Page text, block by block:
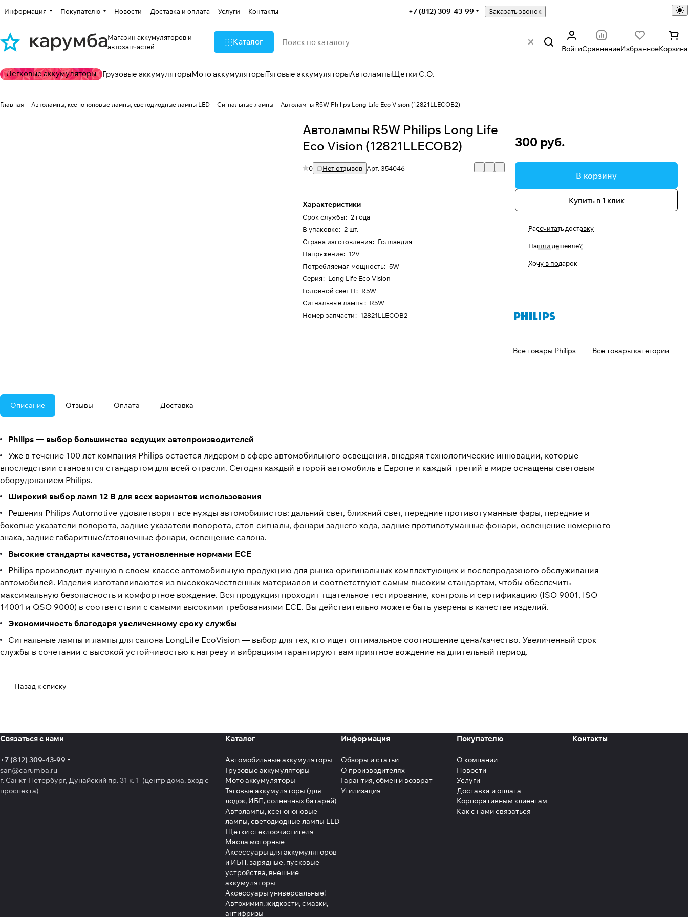
Информация Покупателю Новости Доставка и оплата Услуги Контакты +7 (812) 309-43-99 Заказать звонок
Магазин аккумуляторов и
автозапчастей
Каталог
ВойтиСравнениеИзбранноеКорзина
Легковые аккумуляторы Грузовые аккумуляторыМото аккумуляторыТяговые аккумуляторыАвтолампыЩетки С.О.
Главная Автолампы, ксенононовые лампы, светодиодные лампы LED Сигнальные лампы Автолампы R5W Philips Long Life Eco Vision (12821LLECOB2)
Автолампы R5W Philips Long Life
Eco Vision (12821LLECOB2)
0 Нет отзывов Арт.354046
Характеристики
Срок службы: 2 года
В упаковке: 2 шт.
Страна изготовления: Голландия
Напряжение: 12V
Потребляемая мощность: 5W
Серия: Long Life Eco Vision
Головной свет H: R5W
Сигнальные лампы: R5W
Номер запчасти: 12821LLECOB2
300 руб.
В корзину
Купить в 1 клик
Рассчитать доставку
Нашли дешевле?
Хочу в подарок
Все товары Philips Все товары категории
Описание Отзывы Оплата Доставка
Philips — выбор большинства ведущих автопроизводителей
Уже в течение 100 лет компания Philips остается лидером в сфере автомобильного освещения, внедряя технологические инновации, которые
впоследствии становятся стандартом для всей отрасли. Сегодня каждый второй автомобиль в Европе и каждый третий в мире оснащены световым
оборудованием Philips.
Широкий выбор ламп 12 В для всех вариантов использования
Решения Philips Automotive удовлетворят все нужды автомобилистов: дальний свет, ближний свет, передние противотуманные фары, передние и
боковые указатели поворота, задние указатели поворота, стоп-сигналы, фонари заднего хода, задние противотуманные фонари, освещение номерного
знака, задние габаритные/стояночные фонари, освещение салона.
Высокие стандарты качества, установленные нормами ECE
Philips производит лучшую в своем классе автомобильную продукцию для рынка оригинальных комплектующих и послепродажного обслуживания
автомобилей. Изделия изготавливаются из высококачественных материалов и соответствуют самым высоким стандартам, чтобы обеспечить
максимальную безопасность и комфортное вождение. Вся продукция проходит тщательное тестирование, контроль и сертификацию (ISO 9001, ISO
14001 и QSO 9000) в соответствии с самыми высокими требованиями ECE. Вы действительно можете быть уверены в качестве изделий.
Экономичность благодаря увеличенному сроку службы
Сигнальные лампы и лампы для салона LongLife EcoVision — выбор для тех, кто ищет оптимальное соотношение цена/качество. Увеличенный срок
службы в сочетании с высокой устойчивостью к нагреву и вибрациям гарантируют вам приятное вождение на длительный период.
Назад к списку
Связаться с нами
+7 (812) 309-43-99
san@carumba.ru
г. Санкт-Петербург, Дунайский пр. 31 к. 1 (центр дома, вход с
проспекта)
Каталог
Автомобильные аккумуляторы
Грузовые аккумуляторы
Мото аккумуляторы
Тяговые аккумуляторы (для
лодок, ИБП, солнечных батарей)
Автолампы, ксенононовые
лампы, светодиодные лампы LED
Щетки стеклоочистителя
Масла моторные
Аксессуары для аккумуляторов
и ИБП, зарядные, пусковые
устройства, внешние
аккумуляторы
Аксессуары универсальные!
Автохимия, жидкости, смазки,
антифризы
Информация
Обзоры и статьи
О производителях
Гарантия, обмен и возврат
Утилизация
Покупателю
О компании
Новости
Услуги
Доставка и оплата
Корпоративным клиентам
Как с нами связаться
Контакты